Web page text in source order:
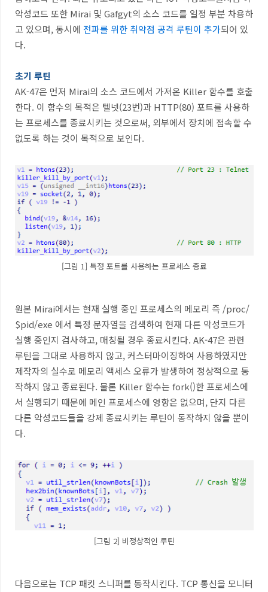
악성코드 또한 Mirai 및 Gafgyt의 소스 코드를 일정 부분 차용하
고 있으며,동시에 전파를 위한 취약점 공격 루틴이 추가되어 있
다.
초기 루틴
AK-47은 먼저 Mirai의 소스 코드에서 가져온 Killer 함수를 호출
한다. 이 함수의 목적은 텔넷(23번)과 HTTP(80) 포트를 사용하
는 프로세스를 종료시키는 것으로써, 외부에서 장치에 접속할 수
없도록 하는 것이 목적으로 보인다.
[그림 1] 특정 포트를 사용하는 프로세스 종료
원본 Mirai에서는 현재 실행 중인 프로세스의 메모리 즉 /proc/
$pid/exe 에서 특정 문자열을 검색하여 현재 다른 악성코드가
실행 중인지 검사하고, 매칭될 경우 종료시킨다. AK-47은 관련
루틴을 그대로 사용하지 않고,커스터마이징하여 사용하였지만
제작자의 실수로 메모리 액세스 오류가 발생하여 정상적으로 동
작하지 않고 종료된다. 물론 Killer 함수는 fork()한 프로세스에
서 실행되기 때문에 메인 프로세스에 영향은 없으며, 단지 다른
다른 악성코드들을 강제 종료시키는 루틴이 동작하지 않을 뿐이
다.
[그림 2] 비정상적인 루틴
다음으로는 TCP 패킷 스니퍼를 동작시킨다. TCP 통신을 모니터